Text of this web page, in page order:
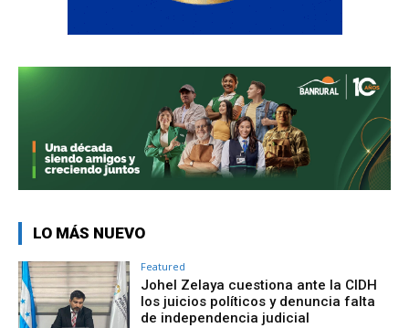
LO MÁS NUEVO
Featured
Johel Zelaya cuestiona ante la CIDH
los juicios políticos y denuncia falta
de independencia judicial